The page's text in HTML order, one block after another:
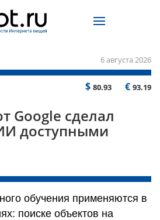
6 августа 2026
$ 80.93 € 93.19
Google сделал
доступными
обучения применяются в
поиске объектов на